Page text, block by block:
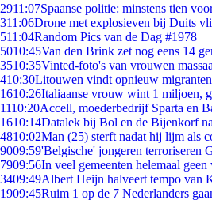
2911:07Spaanse politie: minstens tien
311:06Drone met explosieven bij Duits
511:04Random Pics van de Dag #1978
5010:45Van den Brink zet nog eens 14
3510:35Vinted-foto's van vrouwen
410:30Litouwen vindt opnieuw
1610:26Italiaanse vrouw wint 1 miljoen,
1110:20Accell, moederbedrijf Sparta en
1610:14Datalek bij Bol en de Bijenkorf
4810:02Man (25) sterft nadat hij lijm als
9009:59'Belgische' jongeren terroriseren
7909:56In veel gemeenten helemaal
3409:49Albert Heijn halveert tempo van
1909:45Ruim 1 op de 7 Nederlanders